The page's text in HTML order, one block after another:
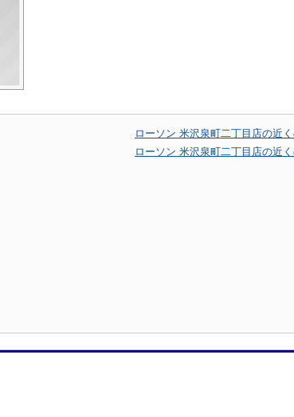
ローソン 米沢泉町二丁目店の近
ローソン 米沢泉町二丁目店の近